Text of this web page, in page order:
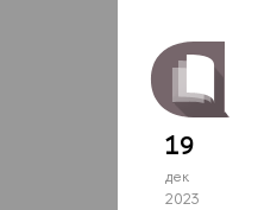
19
дек
2023